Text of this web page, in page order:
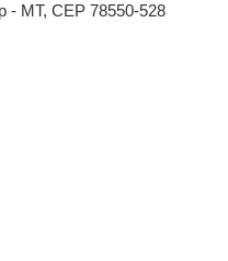
- MT, CEP 78550-528